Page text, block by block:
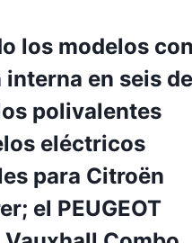
los modelos
en seis de
polivalentes
eléctricos
para Citroën
el PEUGEOT